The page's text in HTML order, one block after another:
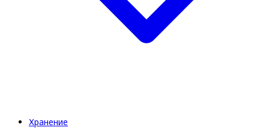
Хранение